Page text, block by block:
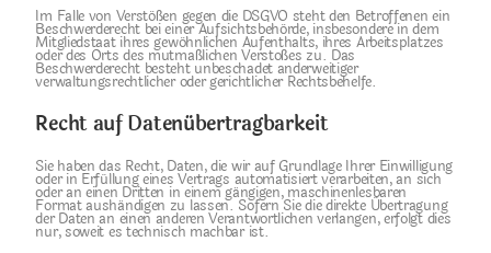
Im Falle von Verstößen gegen die DSGVO steht den Betroffenen ein
Beschwerderecht bei einer Aufsichtsbehörde, insbesondere in dem
Mitgliedstaat ihres gewöhnlichen Aufenthalts, ihres Arbeitsplatzes
oder des Orts des mutmaßlichen Verstoßes zu. Das
Beschwerderecht besteht unbeschadet anderweitiger
verwaltungsrechtlicher oder gerichtlicher Rechtsbehelfe.
Recht auf Daten­übertrag­barkeit
Sie haben das Recht, Daten, die wir auf Grundlage Ihrer Einwilligung
oder in Erfüllung eines Vertrags automatisiert verarbeiten, an sich
oder an einen Dritten in einem gängigen, maschinenlesbaren
Format aushändigen zu lassen. Sofern Sie die direkte Übertragung
der Daten an einen anderen Verantwortlichen verlangen, erfolgt dies
nur, soweit es technisch machbar ist.